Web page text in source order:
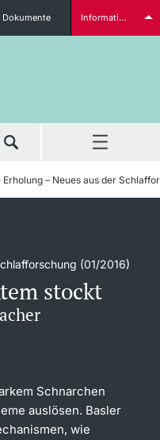
Dokumente Informationen für...
Erholung – Neues aus der
(01/2016)
stockt
Schnarchen
auslösen. Basler
wie